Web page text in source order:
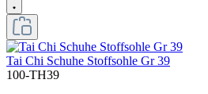
Tai Chi Schuhe Stoffsohle Gr 39
100-TH39